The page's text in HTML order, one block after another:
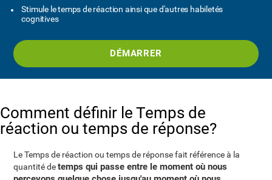
Stimule le temps de réaction ainsi que d'autres habiletés
cognitives
DÉMARRER
Comment définir le Temps de
réaction ou temps de réponse?
Le Temps de réaction ou temps de réponse fait référence à la
quantité detemps qui passe entre le moment où nous